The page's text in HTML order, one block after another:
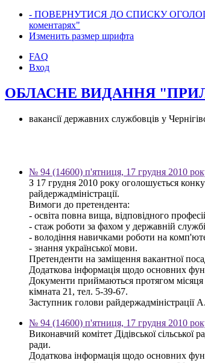
- ПОВЕРНУТИСЯ ДО СПИСКУ
коментарях"
Изменить размер шрифта
FAQ
Вход
ОБЛАСНЕ ВИДАННЯ
вакансії державних службовців у
№ 94 (14600) п'ятниця, 17 грудня 2010
З 17 грудня 2010 року оголошується
райдержадміністрації.
Вимоги до претендента:
- освіта повна вища, відповідного
- стаж роботи за фахом у державній
- володіння навичками роботи на
- знання української мови.
Претенденти на заміщення вакантної
Додаткова інформація щодо основних
Документи приймаються протягом місяця
кімната 21, тел. 5-39-67.
Заступник голови райдержадміністрації
№ 94 (14600) п'ятниця, 17 грудня 2010
Виконавчий комітет Дідівської
ради.
Додаткова інформація щодо основних